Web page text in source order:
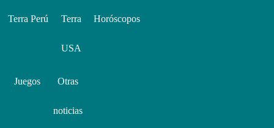
Terra Perú Terra
USA
Horóscopos
Juegos Otras
noticias